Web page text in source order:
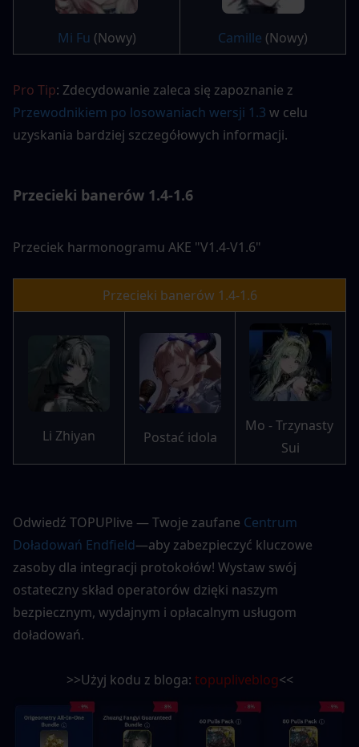
Mi Fu (Nowy) Camille (Nowy)
Pro Tip
Przewodnikiem po losowaniach wersji 1.3 w celu
uzyskania bardziej szczegółowych informacji.
Przecieki banerów 1.4-1.6
Przeciek harmonogramu AKE "V1.4-V1.6"
Przecieki banerów 1.4-1.6
Li Zhiyan Postać idola
Mo - Trzynasty
Sui
Odwiedź TOPUPlive — Twoje zaufane Centrum
Doładowań Endfield—aby zabezpieczyć kluczowe
zasoby dla integracji protokołów! Wystaw swój
ostateczny skład operatorów dzięki naszym
bezpiecznym, wydajnym i opłacalnym usługom
doładowań.
>>Użyj kodu z bloga: topupliveblog<<